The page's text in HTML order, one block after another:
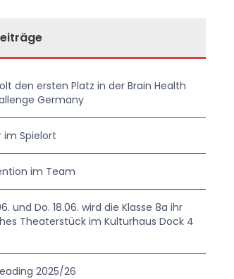
den ersten Platz in der Brain Health
Germany
im Spielort
im Team
und Do. 18.06. wird die Klasse 8a ihr
Theaterstück im Kulturhaus Dock 4
2025/26